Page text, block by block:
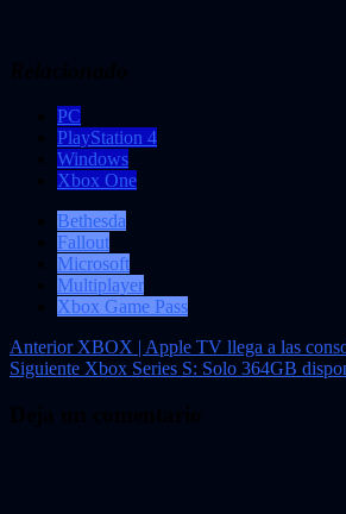
PC
PlayStation 4
Windows
Xbox One
Bethesda
Fallout
Microsoft
Multiplayer
Xbox Game Pass
Navegación
de
AnteriorXBOX | Apple TV llega a las
Siguiente Xbox Series S: Solo 364GB